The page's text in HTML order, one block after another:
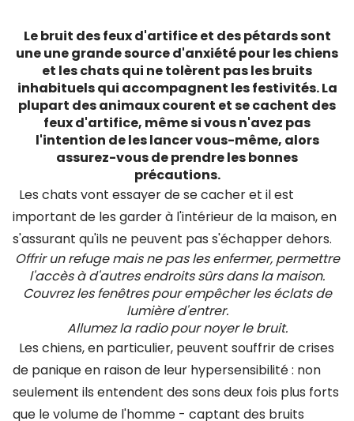
Le bruit des feux d'artifice et des pétards sont
une une grande source d'anxiété pour les chiens
et les chats qui ne tolèrent pas les bruits
inhabituels qui accompagnent les festivités.La
plupart des animaux courent et se cachent des
feux d'artifice, même si vous n'avez pas
l'intention de les lancer vous-même, alors
assurez-vous de prendre les bonnes
précautions.
Les chats vont essayer de se cacher et il est
important de les garder à l'intérieur de la maison, en
s'assurant qu'ils ne peuvent pas s'échapper dehors.
Offrir un refuge mais ne pas les enfermer, permettre
l'accès à d'autres endroits sûrs dans la maison.
Couvrez les fenêtres pour empêcher les éclats de
lumière d'entrer.
Allumez la radio pour noyer le bruit.
Les chiens, en particulier, peuvent souffrir de crises
de panique en raison de leur hypersensibilité : non
seulement ils entendent des sons deux fois plus forts
que le volume de l'homme - captant des bruits